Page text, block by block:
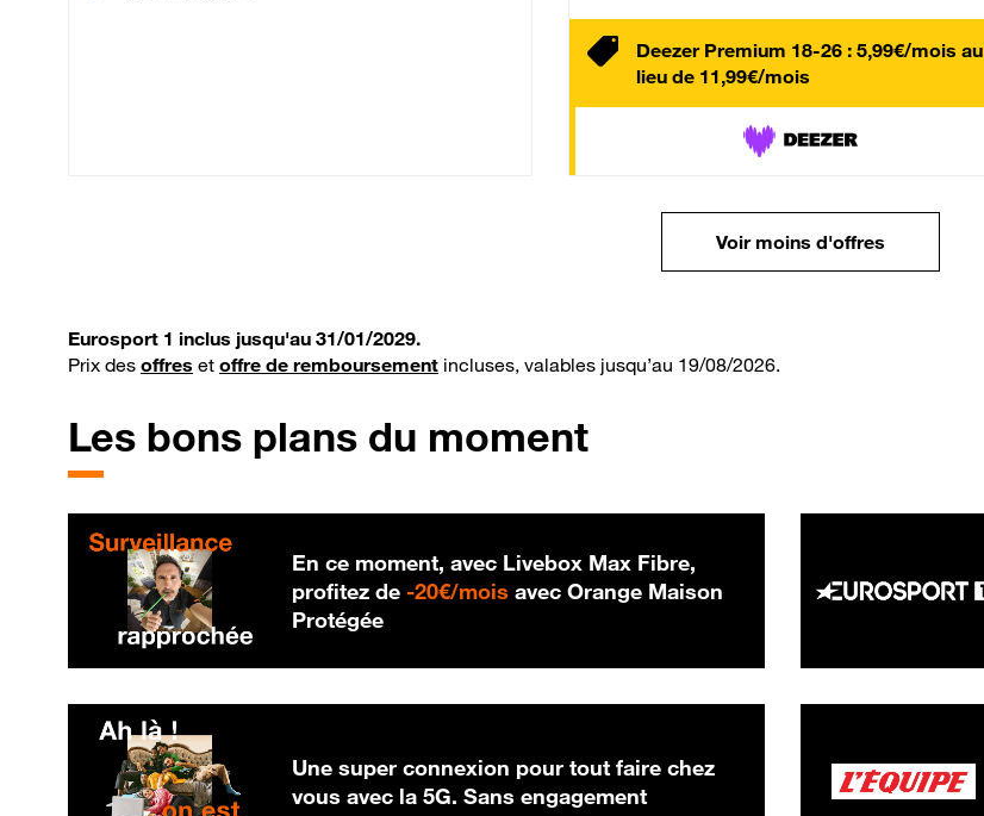
Deezer Premium 18-26 : 5,99€/mois au
lieu de 11,99€/mois
Voir moins d'offres
Eurosport 1 inclus jusqu'au 31/01/2029.
Prix des offres et offre de remboursement incluses, valables jusqu’au 19/08/2026.
Les bons plans du moment
En ce moment, avec Livebox Max Fibre,
profitez de -20€/mois 20 € par mois
avec Orange Maison
Protégée
Une super connexion pour tout faire chez
vous avec la 5G. Sans engagement